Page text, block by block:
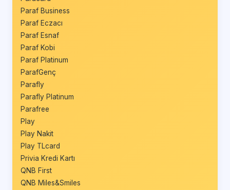
Paraf Business
Paraf Eczacı
Paraf Esnaf
Paraf Kobi
Paraf Platinum
ParafGenç
Parafly
Parafly Platinum
Parafree
Play
Play Nakit
Play TLcard
Privia Kredi Kartı
QNB First
QNB Miles&Smiles